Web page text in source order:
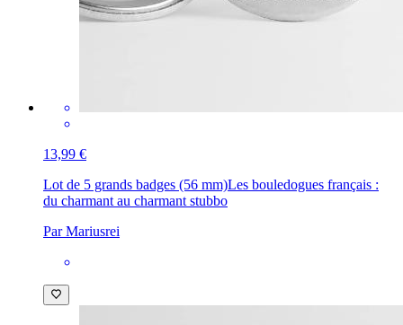
13,99 €
Lot de 5 grands badges (56 mm)Les bouledogues français :
du charmant au charmant stubbo
Par Mariusrei